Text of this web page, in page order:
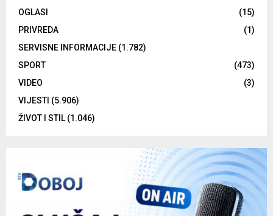
OGLASI
(15)
PRIVREDA
(1)
SERVISNE INFORMACIJE (1.782)
SPORT
(473)
VIDEO
(3)
VIJESTI (5.906)
ŽIVOT I STIL (1.046)